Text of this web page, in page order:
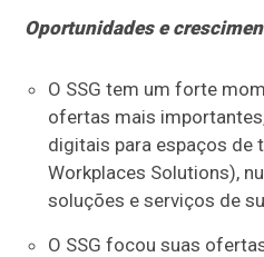
Oportunidades e
O SSG tem um forte
ofertas mais
digitais para espaços de
Workplaces Solutions),
soluções e serviços de
O SSG focou suas